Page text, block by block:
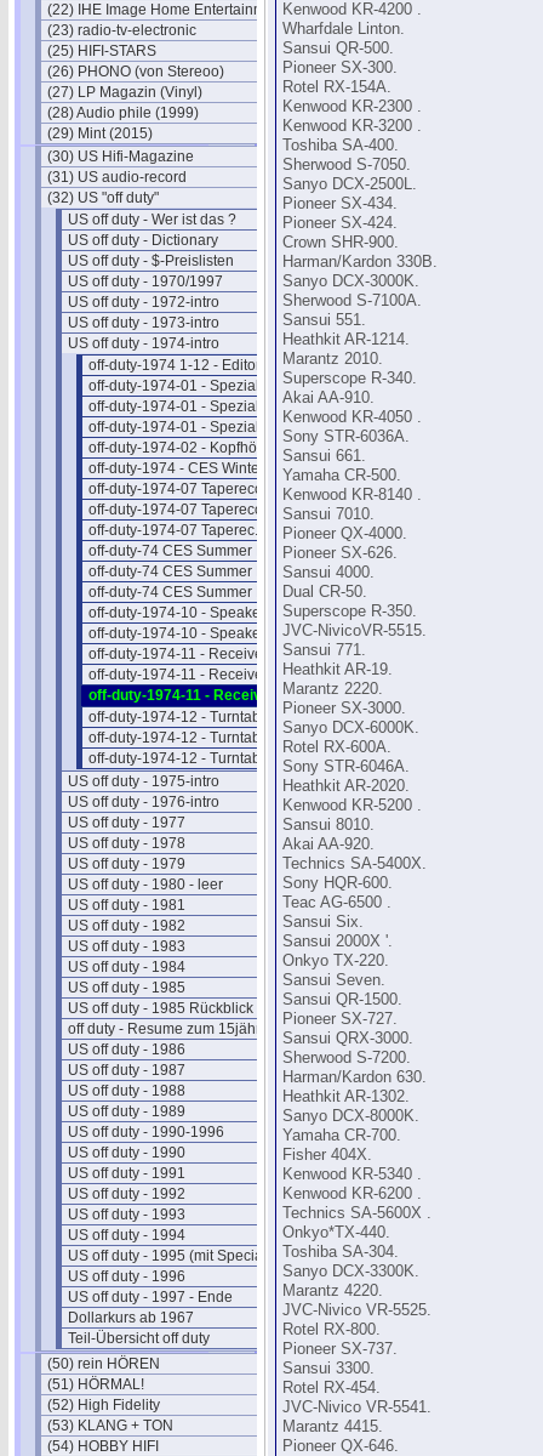
(22) IHE Image Home Entertainment
(23) radio-tv-electronic
(25) HIFI-STARS
(26) PHONO (von Stereoo)
(27) LP Magazin (Vinyl)
(28) Audio phile (1999)
(29) Mint (2015)
(30) US Hifi-Magazine
(31) US audio-record
(32) US "off duty"
US off duty - Wer ist das ?
US off duty - Dictionary
US off duty - $-Preislisten
US off duty - 1970/1997
US off duty - 1972-intro
US off duty - 1973-intro
US off duty - 1974-intro
off-duty-1974 1-12 - Editorials
off-duty-1974-01 - Spezial-Hifi I
off-duty-1974-01 - Spezial-Hifi II
off-duty-1974-01 - Spezial-Hifi III
off-duty-1974-02 - Kopfhörer
off-duty-1974 - CES Winter NEWS
off-duty-1974-07 Taperecorder I
off-duty-1974-07 Taperecorder II
off-duty-1974-07 Taperec. Preise
off-duty-74 CES Summer NEWS 1
off-duty-74 CES Summer NEWS 2
off-duty-74 CES Summer NEWS 3
off-duty-1974-10 - Speaker Intro
off-duty-1974-10 - Speaker Preise
off-duty-1974-11 - Receiver Intro
off-duty-1974-11 - Receiver II
off-duty-1974-11 - Receiver Preise
off-duty-1974-12 - Turntab. Intro
off-duty-1974-12 - Turntable Liste
off-duty-1974-12 - Turntab.Preise
US off duty - 1975-intro
US off duty - 1976-intro
US off duty - 1977
US off duty - 1978
US off duty - 1979
US off duty - 1980 - leer
US off duty - 1981
US off duty - 1982
US off duty - 1983
US off duty - 1984
US off duty - 1985
US off duty - 1985 Rückblick
off duty - Resume zum 15jährigen
US off duty - 1986
US off duty - 1987
US off duty - 1988
US off duty - 1989
US off duty - 1990-1996
US off duty - 1990
US off duty - 1991
US off duty - 1992
US off duty - 1993
US off duty - 1994
US off duty - 1995 (mit Special)
US off duty - 1996
US off duty - 1997 - Ende
Dollarkurs ab 1967
Teil-Übersicht off duty
(50) rein HÖREN
(51) HÖRMAL!
(52) High Fidelity
(53) KLANG + TON
(54) HOBBY HIFI
Kenwood KR-4200 .
Wharfdale Linton.
Sansui QR-500.
Pioneer SX-300.
Rotel RX-154A.
Kenwood KR-2300 .
Kenwood KR-3200 .
Toshiba SA-400.
Sherwood S-7050.
Sanyo DCX-2500L.
Pioneer SX-434.
Pioneer SX-424.
Crown SHR-900.
Harman/Kardon 330B.
Sanyo DCX-3000K.
Sherwood S-7100A.
Sansui 551.
Heathkit AR-1214.
Marantz 2010.
Superscope R-340.
Akai AA-910.
Kenwood KR-4050 .
Sony STR-6036A.
Sansui 661.
Yamaha CR-500.
Kenwood KR-8140 .
Sansui 7010.
Pioneer QX-4000.
Pioneer SX-626.
Sansui 4000.
Dual CR-50.
Superscope R-350.
JVC-NivicoVR-5515.
Sansui 771.
Heathkit AR-19.
Marantz 2220.
Pioneer SX-3000.
Sanyo DCX-6000K.
Rotel RX-600A.
Sony STR-6046A.
Heathkit AR-2020.
Kenwood KR-5200 .
Sansui 8010.
Akai AA-920.
Technics SA-5400X.
Sony HQR-600.
Teac AG-6500 .
Sansui Six.
Sansui 2000X '.
Onkyo TX-220.
Sansui Seven.
Sansui QR-1500.
Pioneer SX-727.
Sansui QRX-3000.
Sherwood S-7200.
Harman/Kardon 630.
Heathkit AR-1302.
Sanyo DCX-8000K.
Yamaha CR-700.
Fisher 404X.
Kenwood KR-5340 .
Kenwood KR-6200 .
Technics SA-5600X .
Onkyo*TX-440.
Toshiba SA-304.
Sanyo DCX-3300K.
Marantz 4220.
JVC-Nivico VR-5525.
Rotel RX-800.
Pioneer SX-737.
Sansui 3300.
Rotel RX-454.
JVC-Nivico VR-5541.
Marantz 4415.
Pioneer QX-646.